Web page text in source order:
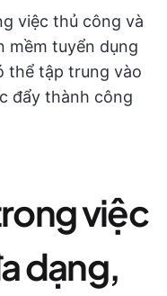
việc thủ công và
mềm tuyển dụng
thể tập trung vào
đẩy thành công
việc
dạng,